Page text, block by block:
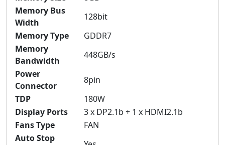
Memory Bus
Width
128bit
Memory Type
GDDR7
Memory
Bandwidth
448GB/s
Power
Connector
8pin
TDP
180W
Display Ports
3 x DP2.1b + 1 x HDMI2.1b
Fans Type
FAN
Auto Stop